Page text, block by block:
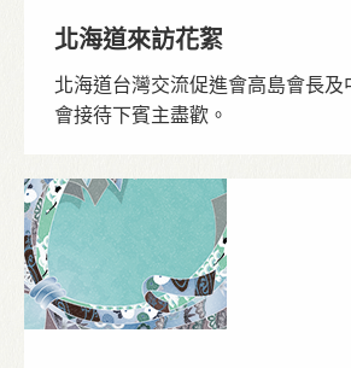
北海道來訪花絮
北海道台灣交流促進會高島會長及
會接待下賓主盡歡。